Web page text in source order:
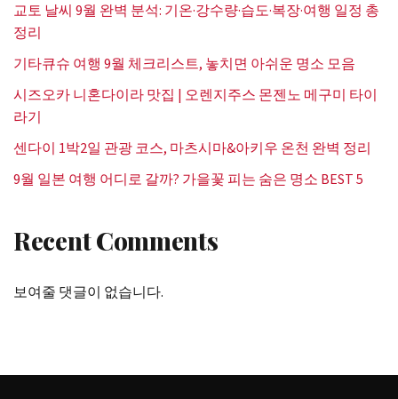
교토 날씨 9월 완벽 분석: 기온·강수량·습도·복장·여행 일정 총
정리
기타큐슈 여행 9월 체크리스트, 놓치면 아쉬운 명소 모음
시즈오카 니혼다이라 맛집 | 오렌지주스 몬젠노 메구미 타이
라기
센다이 1박2일 관광 코스, 마츠시마&아키우 온천 완벽 정리
9월 일본 여행 어디로 갈까? 가을꽃 피는 숨은 명소 BEST 5
Recent Comments
보여줄 댓글이 없습니다.